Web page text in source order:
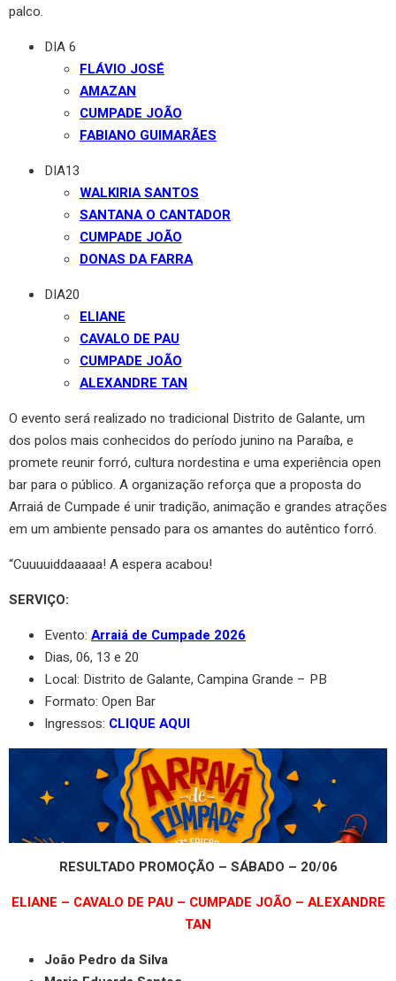
palco.
DIA 6
FLÁVIO JOSÉ
AMAZAN
CUMPADE JOÃO
FABIANO GUIMARÃES
DIA13
WALKIRIA SANTOS
SANTANA O CANTADOR
CUMPADE JOÃO
DONAS DA FARRA
DIA20
ELIANE
CAVALO DE PAU
CUMPADE JOÃO
ALEXANDRE TAN
O evento será realizado no tradicional Distrito de Galante, um
dos polos mais conhecidos do período junino na Paraíba, e
promete reunir forró, cultura nordestina e uma experiência open
bar para o público. A organização reforça que a proposta do
Arraiá de Cumpade é unir tradição, animação e grandes atrações
em um ambiente pensado para os amantes do autêntico forró.
“Cuuuuiddaaaaa! A espera acabou!
SERVIÇO:
Evento: Arraiá de Cumpade 2026
Dias, 06, 13 e 20
Local: Distrito de Galante, Campina Grande – PB
Formato: Open Bar
Ingressos: CLIQUE AQUI
RESULTADO PROMOÇÃO – SÁBADO – 20/06
ELIANE – CAVALO DE PAU – CUMPADE JOÃO – ALEXANDRE
TAN
João Pedro da Silva